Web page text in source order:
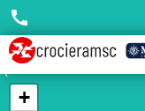
+
call